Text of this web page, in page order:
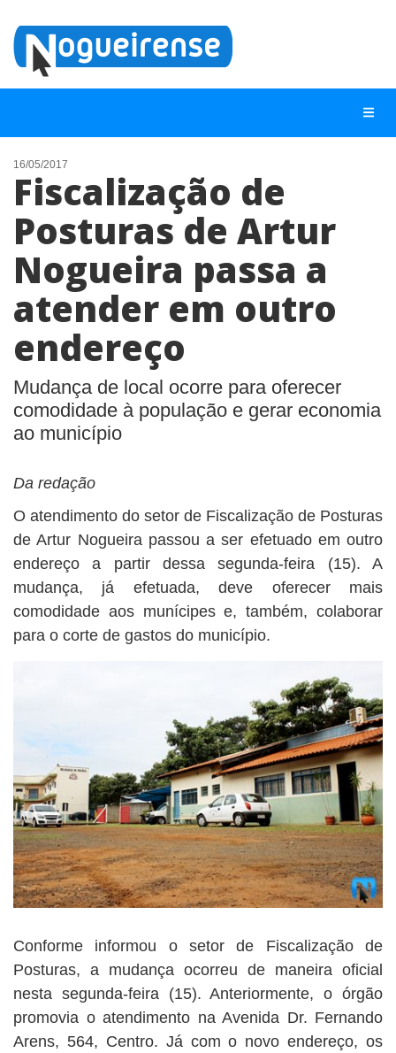
NOTÍCIAS
LISTA DIGITAL
TELEFONES ÚTEIS
QUEM SOMOS
CONTATO
ANUNCIE
BUSCAR
16/05/2017
Fiscalização de
Posturas de Artur
Nogueira passa a
atender em outro
endereço
Mudança de local ocorre para oferecer
comodidade à população e gerar economia
ao município
Da redação
O atendimento do setor de Fiscalização de Posturas
de Artur Nogueira passou a ser efetuado em outro
endereço a partir dessa segunda-feira (15). A
mudança, já efetuada, deve oferecer mais
comodidade aos munícipes e, também, colaborar
para o corte de gastos do município.
Conforme informou o setor de Fiscalização de
Posturas, a mudança ocorreu de maneira oficial
nesta segunda-feira (15). Anteriormente, o órgão
promovia o atendimento na Avenida Dr. Fernando
Arens, 564, Centro. Já com o novo endereço, os